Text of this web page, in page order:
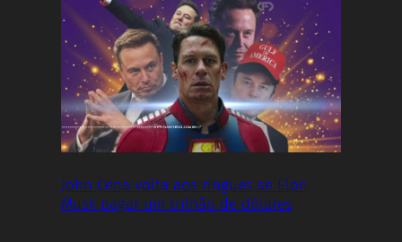
John Cena volta aos ringues se Elon
Musk pagar um trilhão de dólares